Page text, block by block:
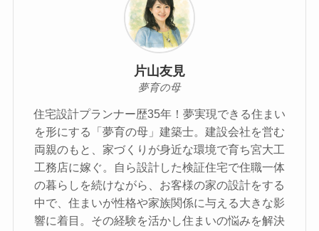
片山友見
夢育の母
住宅設計プランナー歴35年！夢実現できる住まい
を形にする「夢育の母」建築士。建設会社を営む
両親のもと、家づくりが身近な環境で育ち宮大工
工務店に嫁ぐ。自ら設計した検証住宅で住職一体
の暮らしを続けながら、お客様の家の設計をする
中で、住まいが性格や家族関係に与える大きな影
響に着目。その経験を活かし住まいの悩みを解決